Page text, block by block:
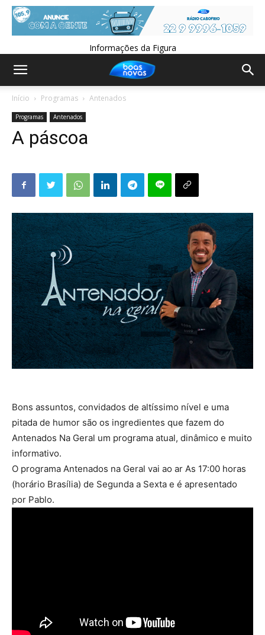
Informações da Figura
Início Programas Antenados
Programas Antenados
A páscoa
Bons assuntos, convidados de altíssimo nível e uma
pitada de humor são os ingredientes que fazem do
Antenados Na Geral um programa atual, dinâmico e muito
informativo.
O programa Antenados na Geral vai ao ar As 17:00 horas
(horário Brasília) de Segunda a Sexta e é apresentado
por Pablo.